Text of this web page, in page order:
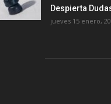
Despierta
jueves 15 enero,